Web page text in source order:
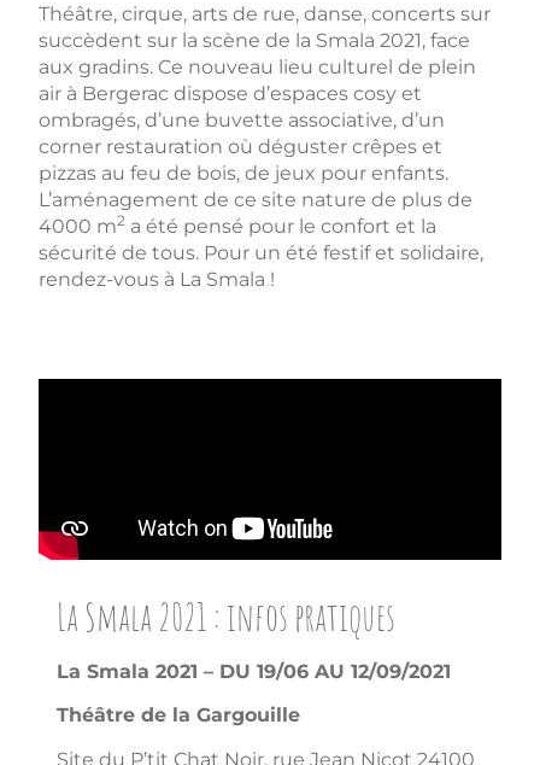
Théâtre, cirque, arts de rue, danse, concerts sur
succèdent sur la scène de la Smala 2021, face
aux gradins. Ce nouveau lieu culturel de plein
air à Bergerac dispose d’espaces cosy et
ombragés, d’une buvette associative, d’un
corner restauration où déguster crêpes et
pizzas au feu de bois, de jeux pour enfants.
L’aménagement de ce site nature de plus de
4000 m2 a été pensé pour le confort et la
sécurité de tous. Pour un été festif et solidaire,
rendez-vous à La Smala !
La Smala 2021 : infos pratiques
La Smala 2021 – DU 19/06 AU 12/09/2021
Théâtre de la Gargouille
Site du P’tit Chat Noir, rue Jean Nicot 24100